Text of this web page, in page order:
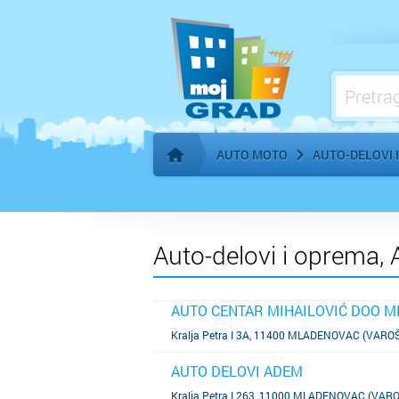
Početna stranica
AUTO MOTO AUTO-DELOVI
Auto-delovi i oprema,
AUTO CENTAR MIHAILOVIĆ DOO
Kralja Petra I 3A, 11400 MLADENOVAC
AUTO DELOVI ADEM
Kralja Petra I 263, 11000 MLADENOVAC